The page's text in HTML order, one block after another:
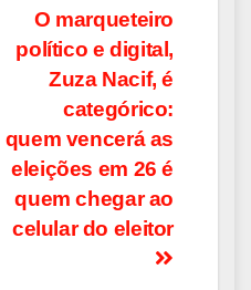
O marqueteiro
político e digital,
Zuza Nacif, é
categórico:
quem vencerá as
eleições em 26 é
quem chegar ao
celular do eleitor